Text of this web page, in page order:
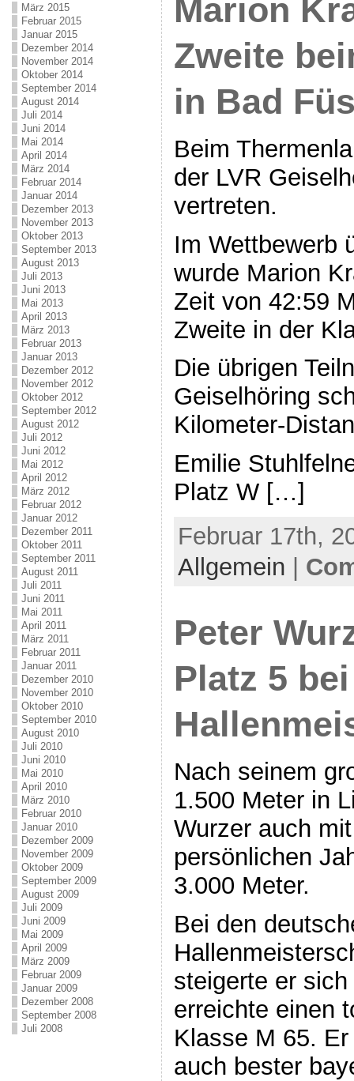
März 2015
Februar 2015
Januar 2015
Dezember 2014
November 2014
Oktober 2014
September 2014
August 2014
Juli 2014
Juni 2014
Mai 2014
April 2014
März 2014
Februar 2014
Januar 2014
Dezember 2013
November 2013
Oktober 2013
September 2013
August 2013
Juli 2013
Juni 2013
Mai 2013
April 2013
März 2013
Februar 2013
Januar 2013
Dezember 2012
November 2012
Oktober 2012
September 2012
August 2012
Juli 2012
Juni 2012
Mai 2012
April 2012
März 2012
Februar 2012
Januar 2012
Dezember 2011
Oktober 2011
September 2011
August 2011
Juli 2011
Juni 2011
Mai 2011
April 2011
März 2011
Februar 2011
Januar 2011
Dezember 2010
November 2010
Oktober 2010
September 2010
August 2010
Juli 2010
Juni 2010
Mai 2010
April 2010
März 2010
Februar 2010
Januar 2010
Dezember 2009
November 2009
Oktober 2009
September 2009
August 2009
Juli 2009
Juni 2009
Mai 2009
April 2009
März 2009
Februar 2009
Januar 2009
Dezember 2008
September 2008
Juli 2008
Marion
Zweite
in Bad
Beim
der LVR
vertreten.
Im Wettbewerb
wurde Marion
Zeit von 42:59
Zweite in der
Die übrigen
Geiselhöring
Kilometer-
Emilie
Platz W […]
Februar 17th,
Allgemein
Peter
Platz 5
Nach seinem
1.500 Meter in
Wurzer auch
persönlichen
3.000 Meter.
Bei den
steigerte er
erreichte einen
Klasse M 65.
auch bester